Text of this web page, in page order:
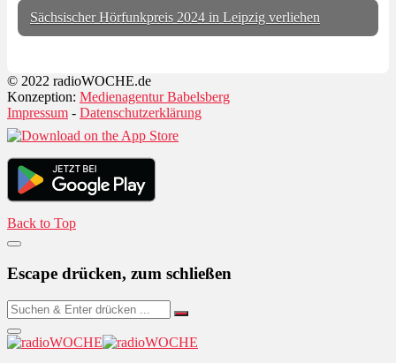
Sächsischer Hörfunkpreis 2024 in Leipzig verliehen
© 2022 radioWOCHE.de
Konzeption: Medienagentur Babelsberg
Impressum - Datenschutzerklärung
Back to Top
Escape drücken, zum schließen